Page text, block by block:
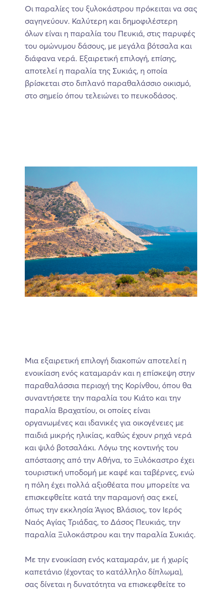
Οι παραλίες του ξυλοκάστρου πρόκειται να σας
σαγηνεύουν. Καλύτερη και δημοφιλέστερη
όλων είναι η παραλία του Πευκιά, στις παρυφές
του ομώνυμου δάσους, με μεγάλα βότσαλα και
διάφανα νερά. Εξαιρετική επιλογή, επίσης,
αποτελεί η παραλία της Συκιάς, η οποία
βρίσκεται στο διπλανό παραθαλάσσιο οικισμό,
στο σημείο όπου τελειώνει το πευκοδάσος.
Μια εξαιρετική επιλογή διακοπών αποτελεί η
ενοικίαση ενός καταμαράν και η επίσκεψη στην
παραθαλάσσια περιοχή της Κορίνθου, όπου θα
συναντήσετε την παραλία του Κιάτο και την
παραλία Βραχατίου, οι οποίες είναι
οργανωμένες και ιδανικές για οικογένειες με
παιδιά μικρής ηλικίας, καθώς έχουν ρηχά νερά
και ψιλό βοτσαλάκι. Λόγω της κοντινής του
απόστασης από την Αθήνα, το Ξυλόκαστρο έχει
τουριστική υποδομή με καφέ και ταβέρνες, ενώ
η πόλη έχει πολλά αξιοθέατα που μπορείτε να
επισκεφθείτε κατά την παραμονή σας εκεί,
όπως την εκκλησία Άγιος Βλάσιος, τον Ιερός
Ναός Αγίας Τριάδας, το Δάσος Πευκιάς, την
παραλία Ξυλοκάστρου και την παραλία Συκιάς.
Με την ενοικίαση ενός καταμαράν, με ή χωρίς
καπετάνιο (έχοντας το κατάλληλο δίπλωμα),
σας δίνεται η δυνατότητα να επισκεφθείτε το